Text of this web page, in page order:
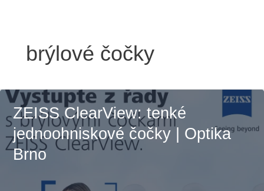
brýlové čočky
ZEISS ClearView: tenké
jednoohniskové čočky | Optika
Brno